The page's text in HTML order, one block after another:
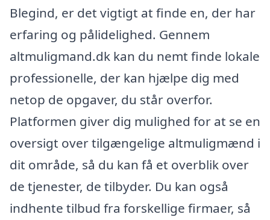
Blegind, er det vigtigt at finde en, der har
erfaring og pålidelighed. Gennem
altmuligmand.dk kan du nemt finde lokale
professionelle, der kan hjælpe dig med
netop de opgaver, du står overfor.
Platformen giver dig mulighed for at se en
oversigt over tilgængelige altmuligmænd i
dit område, så du kan få et overblik over
de tjenester, de tilbyder. Du kan også
indhente tilbud fra forskellige firmaer, så